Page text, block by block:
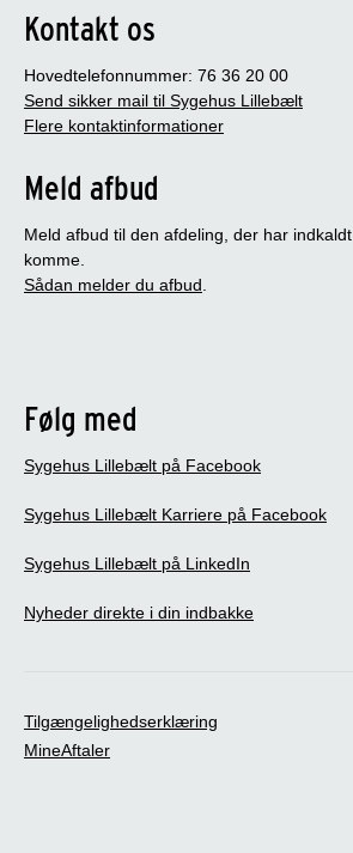
Kontakt os
Hovedtelefonnummer: 76 36 20 00
Send sikker mail til Sygehus Lillebælt
Flere kontaktinformationer
Meld afbud
Meld afbud til den afdeling, der har
komme.
Sådan melder du afbud.
Følg med
Sygehus Lillebælt på Facebook
Sygehus Lillebælt Karriere på Facebook
Sygehus Lillebælt på LinkedIn
Nyheder direkte i din indbakke
Tilgængelighedserklæring
MineAftaler